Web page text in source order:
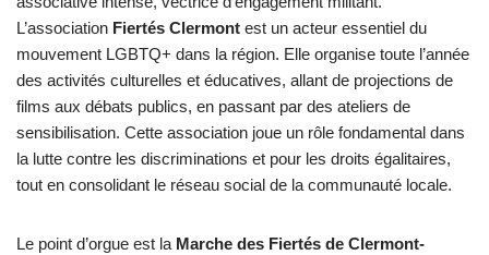
L’association Fiertés Clermont est un acteur essentiel du
mouvement LGBTQ+ dans la région. Elle organise toute l’année
des activités culturelles et éducatives, allant de projections de
films aux débats publics, en passant par des ateliers de
sensibilisation. Cette association joue un rôle fondamental dans
la lutte contre les discriminations et pour les droits égalitaires,
tout en consolidant le réseau social de la communauté locale.
Le point d’orgue est la Marche des Fiertés de Clermont-